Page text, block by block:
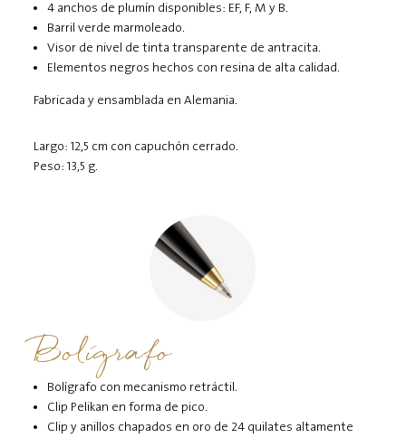
4 anchos de plumín disponibles: EF, F, M y B.
Barril verde marmoleado.
Visor de nivel de tinta transparente de antracita.
Elementos negros hechos con resina de alta calidad.
Fabricada y ensamblada en Alemania.
Largo: 12,5 cm con capuchón cerrado.
Peso: 13,5 g.
Bolígrafo
Bolígrafo con mecanismo retráctil.
Clip Pelikan en forma de pico.
Clip y anillos chapados en oro de 24 quilates altamente